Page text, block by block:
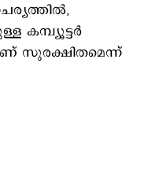
കമ്പ്യൂട്ടർ
സുരക്ഷിതമെന്ന്